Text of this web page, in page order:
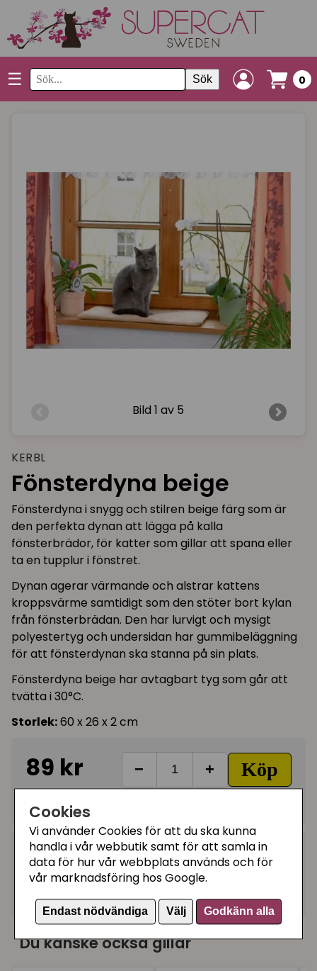
Cookies
Vi använder Cookies för att du ska kunna
handla i vår webbutik samt för att samla in
data för hur vår webbplats används och för
vår marknadsföring hos Google.
Endast nödvändiga Välj Godkänn alla
☰ Sök 0
Bild1 av 5
KERBL
Fönsterdyna beige
Fönsterdyna i snygg och stilren beige färg som är
den perfekta dynan att lägga på kalla
fönsterbrädor, för katter som gillar att spana eller
ta en tupplur i fönstret.
Dynan agerar värmande och alstrar kattens
kroppsvärme samtidigt som den stöter bort kylan
från fönsterbrädan. Den har lurvigt och mysigt
polyestertyg och undersidan har gummibeläggning
för att fönsterdynan ska stanna på sin plats.
Fönsterdyna beige har avtagbart tyg som går att
tvätta i 30°C.
Storlek:60 x 26 x 2 cm
89 kr − + Köp
Ej i lager, leveranstid 10-30 vardagar
Kategorier:
Fönsterbädd katt
Artikelnummer:81561
Du kanske också gillar